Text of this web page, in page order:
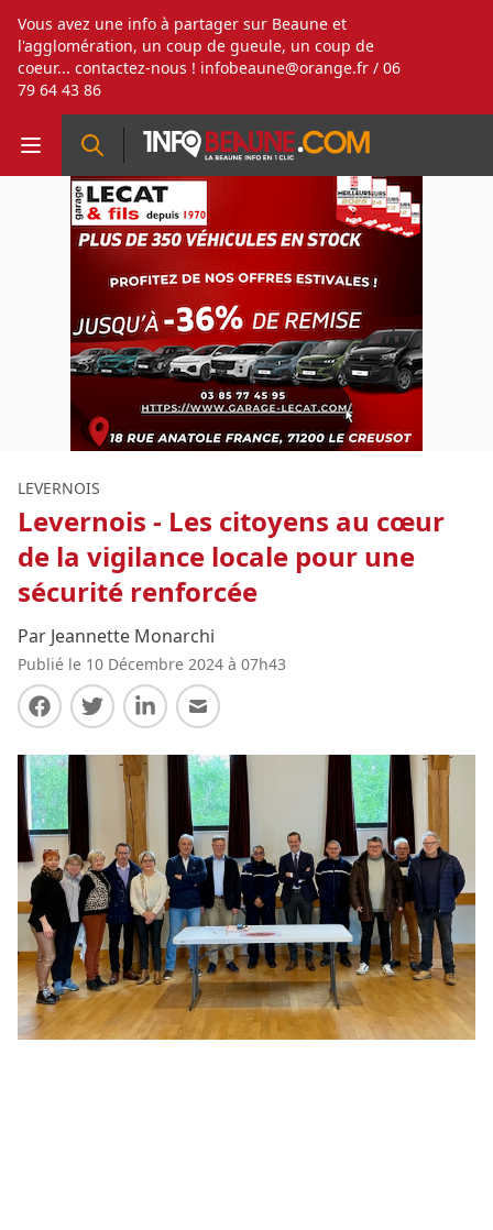
Vous avez une info à partager sur Beaune et
l'agglomération, un coup de gueule, un coup de
coeur... contactez-nous ! infobeaune@orange.fr / 06
79 64 43 86
LEVERNOIS
Levernois - Les citoyens au cœur
de la vigilance locale pour une
sécurité renforcée
Par Jeannette Monarchi
Publié le 10 Décembre 2024 à 07h43
Partager sur Facebook
Partager sur Twitter
Partager sur LinkedIn
Partager par E-mail